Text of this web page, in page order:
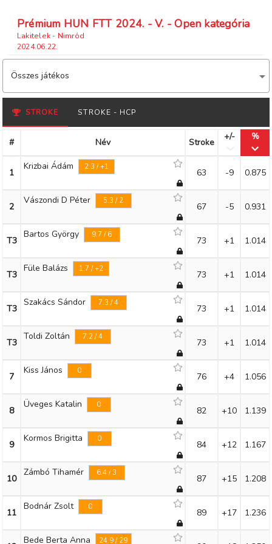
Prémium HUN FTT 2024. - V. - Open kategória
Lakitelek - Nimród
2024.06.22.
Összes játékos
STROKE STROKE - HCP
# Név Stroke
+/- %
1
Krizbai Ádám 2.3 / +1
63 -9 0.875
2
Vászondi D Péter 5.3 / 2
67 -5 0.931
T3
Bartos György 9.7 / 6
73 +1 1.014
T3
Füle Balázs 1.7 / +2
73 +1 1.014
T3
Szakács Sándor 7.3 / 4
73 +1 1.014
T3
Toldi Zoltán 7.2 / 4
73 +1 1.014
7
Kiss János 0
76 +4 1.056
8
Üveges Katalin 0
82 +10 1.139
9
Kormos Brigitta 0
84 +12 1.167
10
Zámbó Tihamér 6.4 / 3
87 +15 1.208
11
Bodnár Zsolt 0
89 +17 1.236
Bede Berta Anna 24.9 / 29